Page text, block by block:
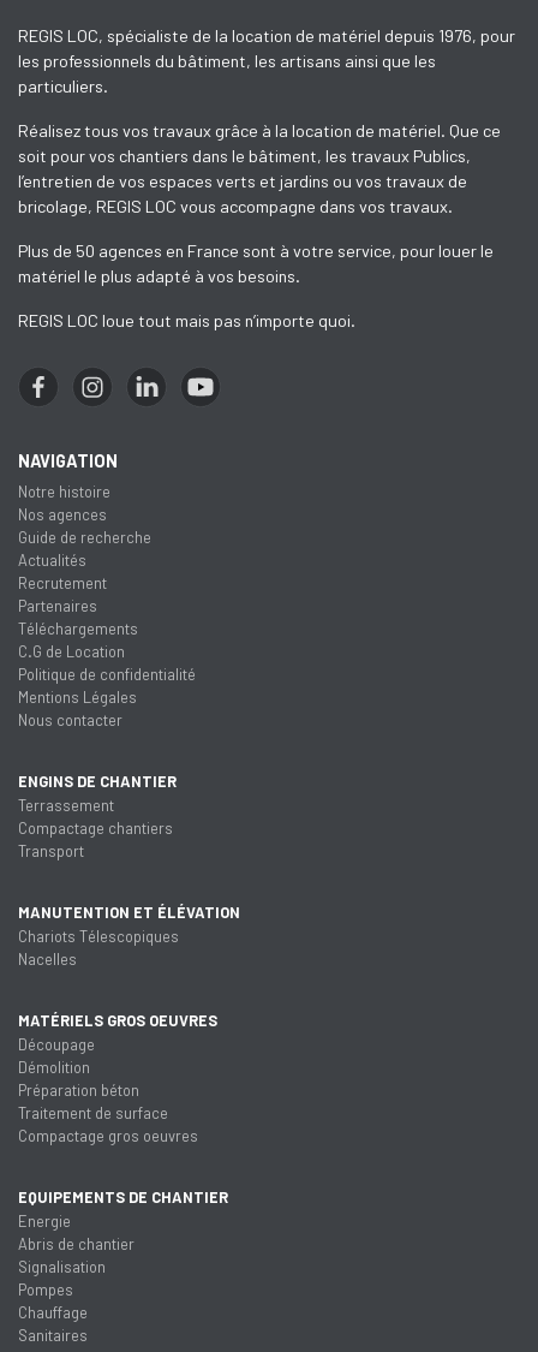
REGIS LOC, spécialiste de la location de matériel depuis 1976, pour
les professionnels du bâtiment, les artisans ainsi que les
particuliers.
Réalisez tous vos travaux grâce à la location de matériel. Que ce
soit pour vos chantiers dans le bâtiment, les travaux Publics,
l’entretien de vos espaces verts et jardins ou vos travaux de
bricolage, REGIS LOC vous accompagne dans vos travaux.
Plus de 50 agences en France sont à votre service, pour louer le
matériel le plus adapté à vos besoins.
REGIS LOC loue tout mais pas n’importe quoi.
NAVIGATION
Notre histoire
Nos agences
Guide de recherche
Actualités
Recrutement
Partenaires
Téléchargements
C.G de Location
Politique de confidentialité
Mentions Légales
Nous contacter
ENGINS DE CHANTIER
Terrassement
Compactage chantiers
Transport
MANUTENTION ET ÉLÉVATION
Chariots Télescopiques
Nacelles
MATÉRIELS GROS OEUVRES
Découpage
Démolition
Préparation béton
Traitement de surface
Compactage gros oeuvres
EQUIPEMENTS DE CHANTIER
Energie
Abris de chantier
Signalisation
Pompes
Chauffage
Sanitaires